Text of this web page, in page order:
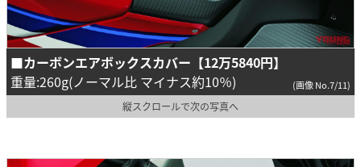
■カーボンエアボックスカバー【12万5840円】
重量:260g(ノーマル比 マイナス約10％)
(画像 No.7/11)
縦スクロールで次の写真へ